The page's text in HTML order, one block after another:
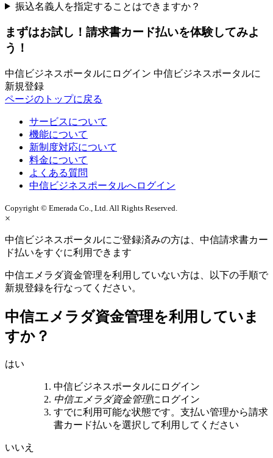
振込名義人を指定することはできますか？
まずはお試し！請求書カード払いを体験してみよ
う！
中信ビジネスポータルにログイン 中信ビジネスポータルに
新規登録
ページのトップに戻る
サービスについて
機能について
新制度対応について
料金について
よくある質問
中信ビジネスポータルへログイン
Copyright © Emerada Co., Ltd. All Rights Reserved.
×
中信ビジネスポータルにご登録済みの方は、中信請求書カー
ド払いをすぐに利用できます
中信エメラダ資金管理を利用していない方は、以下の手順で
新規登録を行なってください。
中信エメラダ資金管理を利用していま
すか？
はい
中信ビジネスポータルにログイン
中信エメラダ資金管理にログイン
すでに利用可能な状態です。支払い管理から請求
書カード払いを選択して利用してください
いいえ